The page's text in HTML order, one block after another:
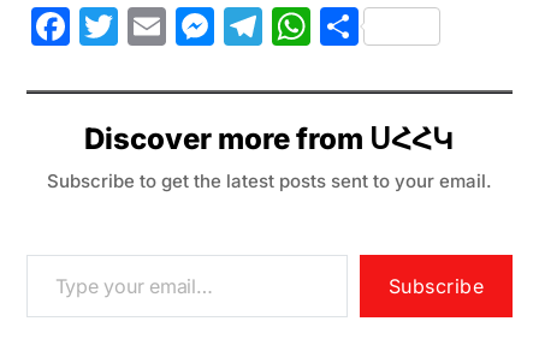
F
c
e
b
o
k
T
itt
er
E
ai
l
M
s
s
e
g
T
e
gr
a
W
at
s
A
p
S
ar
e
Discover more from ՍՀՀԿ
Subscribe to get the latest posts sent to your email.
Subscribe